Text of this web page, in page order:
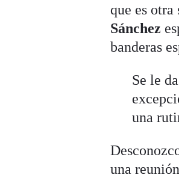
que es
Sánchez
banderas
Se le
una
una